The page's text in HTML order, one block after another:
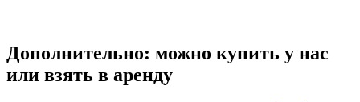
Дополнительно: можно купить у нас
или взять в аренду